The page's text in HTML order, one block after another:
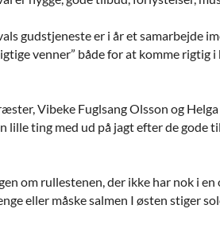
gudstjeneste er i år et samarbejde
venner” både for at komme
Vibeke Fuglsang Olsson og
ting med ud på jagt efter de gode
om rullestenen, der ikke har nok i
eller måske salmen I østen stiger